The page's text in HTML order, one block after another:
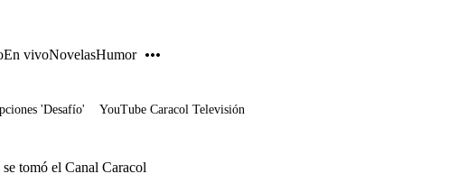
En vivoNovelasHumor
'Desafío' YouTube Caracol Televisión
tomó el Canal Caracol